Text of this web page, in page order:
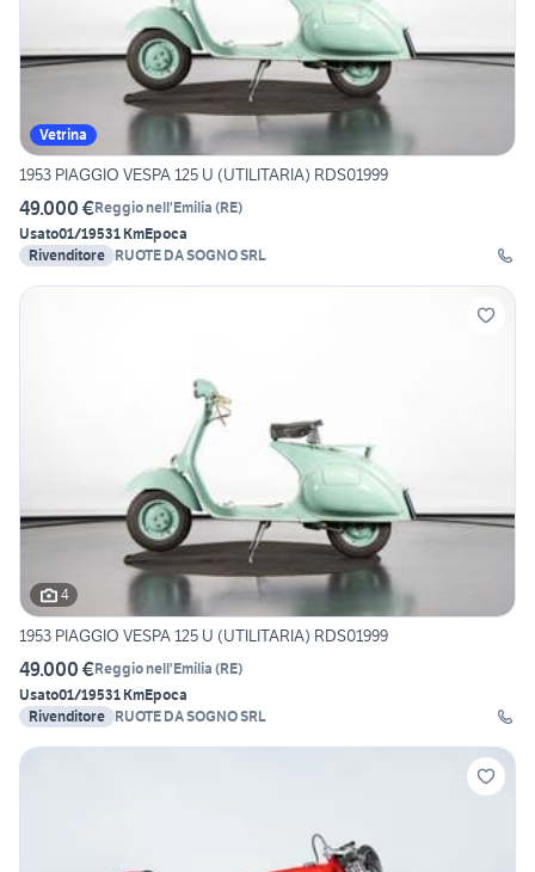
Vetrina
1953 PIAGGIO VESPA 125 U (UTILITARIA) RDS01999
49.000 €Reggio nell'Emilia (RE)
Usato01/19531 KmEpoca
Rivenditore RUOTE DA SOGNO SRL
4
1953 PIAGGIO VESPA 125 U (UTILITARIA) RDS01999
49.000 €Reggio nell'Emilia (RE)
Usato01/19531 KmEpoca
Rivenditore RUOTE DA SOGNO SRL